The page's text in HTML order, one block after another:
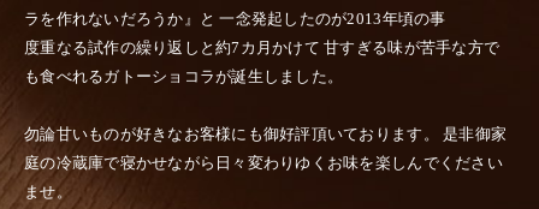
ラを作れないだろうか』と 一念発起したのが2013年頃の事
度重なる試作の繰り返しと約7カ月かけて 甘すぎる味が苦手な方で
も食べれるガトーショコラが誕生しました。
勿論甘いものが好きなお客様にも御好評頂いております。
是非御家
庭の冷蔵庫で寝かせながら日々変わりゆくお味を楽しんでください
ませ。